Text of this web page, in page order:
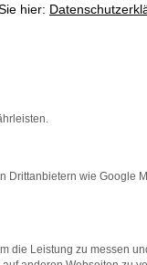
Q5
Q5
Kennzeichnend
Sie von
und stellen
hier:
Drittanbietern wie Google
die Leistung zu messen